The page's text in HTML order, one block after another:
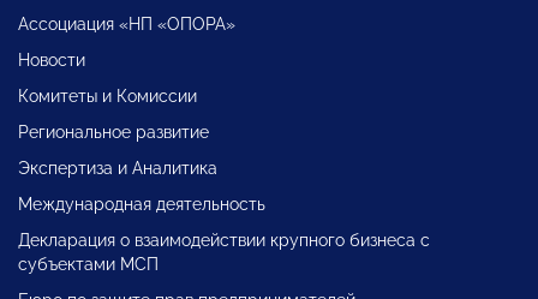
Ассоциация «НП «ОПОРА»
Новости
Комитеты и Комиссии
Региональное развитие
Экспертиза и Аналитика
Международная деятельность
Декларация о взаимодействии крупного бизнеса с
субъектами МСП